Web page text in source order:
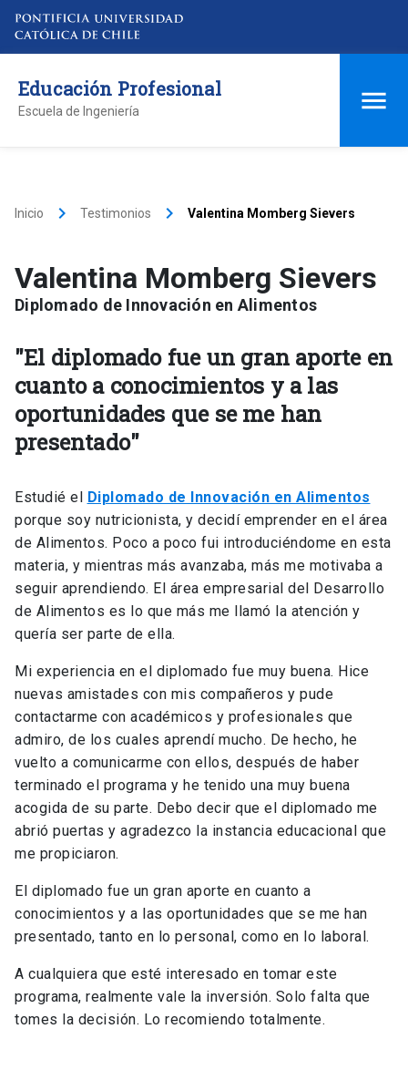
Educación Profesional
Escuela de Ingeniería
Inicio keyboard_arrow_right Testimonios keyboard_arrow_right Valentina Momberg Sievers
Valentina Momberg Sievers
Diplomado de Innovación en Alimentos
"El diplomado fue un gran aporte en
cuanto a conocimientos y a las
oportunidades que se me han
presentado"
Estudié el Diplomado de Innovación en Alimentos
porque soy nutricionista, y decidí emprender en el área
de Alimentos. Poco a poco fui introduciéndome en esta
materia, y mientras más avanzaba, más me motivaba a
seguir aprendiendo. El área empresarial del Desarrollo
de Alimentos es lo que más me llamó la atención y
quería ser parte de ella.
Mi experiencia en el diplomado fue muy buena. Hice
nuevas amistades con mis compañeros y pude
contactarme con académicos y profesionales que
admiro, de los cuales aprendí mucho. De hecho, he
vuelto a comunicarme con ellos, después de haber
terminado el programa y he tenido una muy buena
acogida de su parte. Debo decir que el diplomado me
abrió puertas y agradezco la instancia educacional que
me propiciaron.
El diplomado fue un gran aporte en cuanto a
conocimientos y a las oportunidades que se me han
presentado, tanto en lo personal, como en lo laboral.
A cualquiera que esté interesado en tomar este
programa, realmente vale la inversión. Solo falta que
tomes la decisión. Lo recomiendo totalmente.